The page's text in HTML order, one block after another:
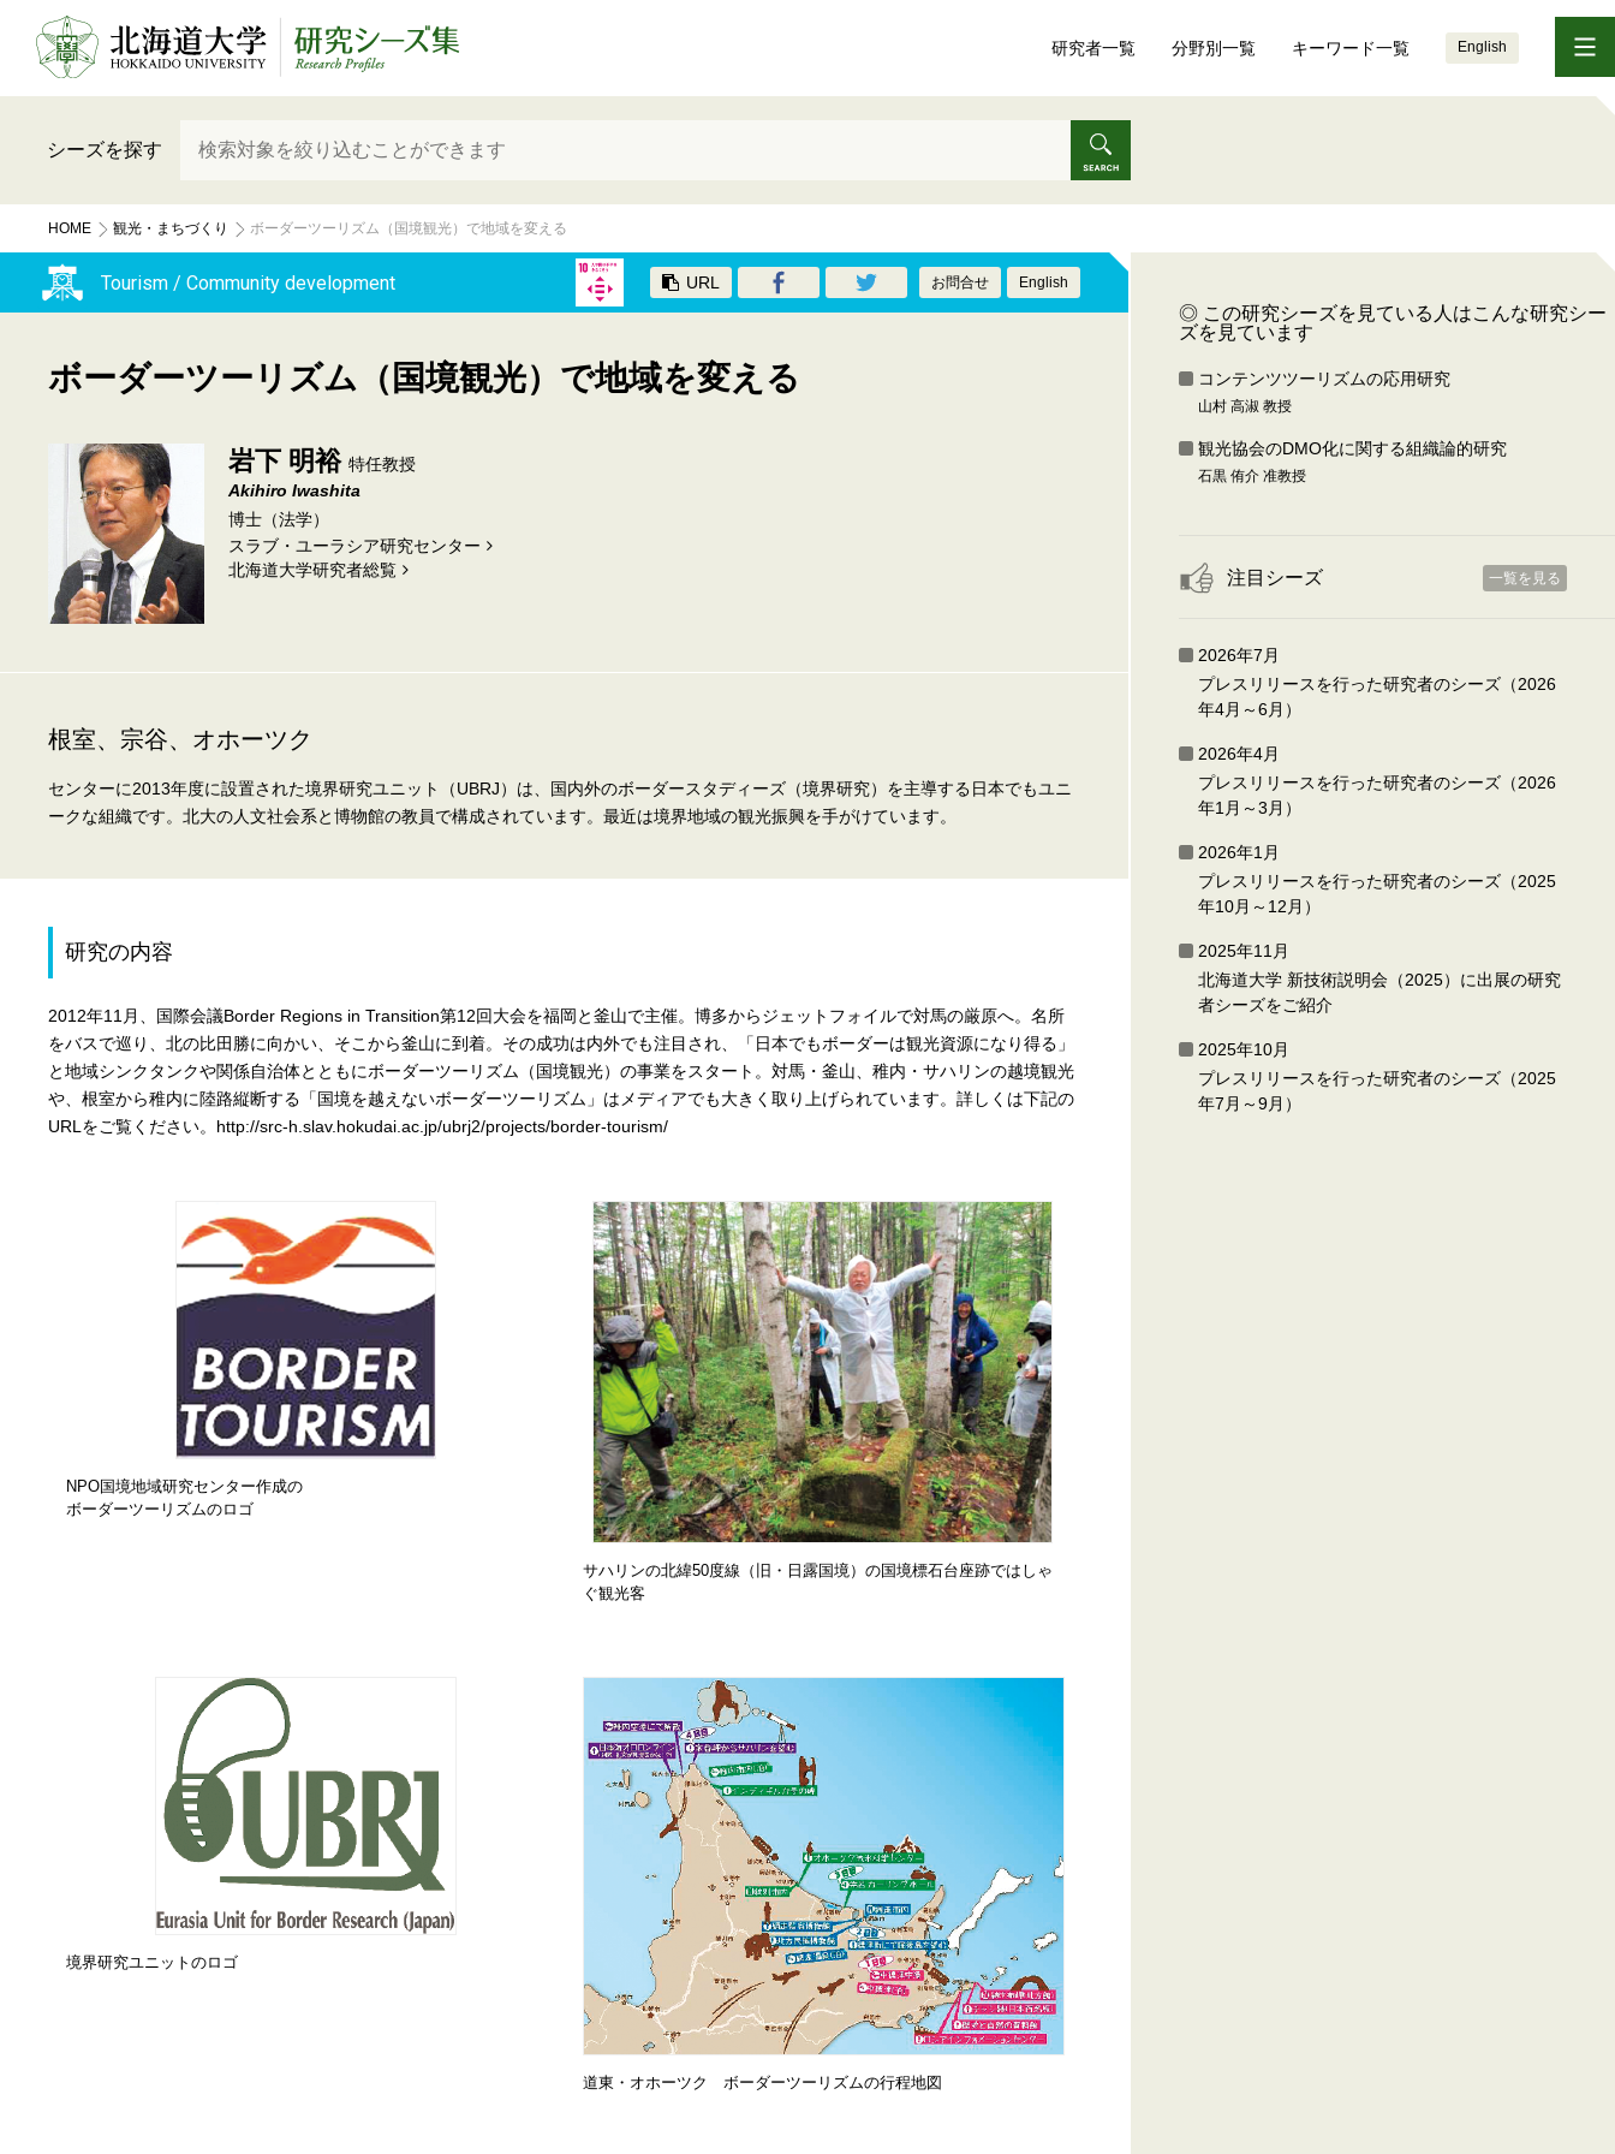
研究者一覧 分野別一覧 キーワード一覧 English
シーズを探す
HOME 観光・まちづくり ボーダーツーリズム（国境観光）で地域を変える
Tourism / Community development URL お問合せ English
ボーダーツーリズム（国境観光）で地域を変える
岩下 明裕 特任教授
Akihiro Iwashita
博士（法学）
スラブ・ユーラシア研究センター
北海道⼤学研究者総覧
根室、宗谷、オホーツク
センターに2013年度に設置された境界研究ユニット（UBRJ）は、国内外のボーダースタディーズ（境界研究）を主導する日本でもユニ
ークな組織です。北大の人文社会系と博物館の教員で構成されています。最近は境界地域の観光振興を手がけています。
研究の内容
2012年11月、国際会議Border Regions in Transition第12回大会を福岡と釜山で主催。博多からジェットフォイルで対馬の厳原へ。名所
をバスで巡り、北の比田勝に向かい、そこから釜山に到着。その成功は内外でも注目され、「日本でもボーダーは観光資源になり得る」
と地域シンクタンクや関係自治体とともにボーダーツーリズム（国境観光）の事業をスタート。対馬・釜山、稚内・サハリンの越境観光
や、根室から稚内に陸路縦断する「国境を越えないボーダーツーリズム」はメディアでも大きく取り上げられています。詳しくは下記の
URLをご覧ください。http://src-h.slav.hokudai.ac.jp/ubrj2/projects/border-tourism/
NPO国境地域研究センター作成の
ボーダーツーリズムのロゴ
サハリンの北緯50度線（旧・日露国境）の国境標石台座跡ではしゃ
ぐ観光客
境界研究ユニットのロゴ
道東・オホーツク ボーダーツーリズムの行程地図
◎ この研究シーズを見ている人はこんな研究シー
ズを見ています
コンテンツツーリズムの応用研究
山村 高淑 教授
観光協会のDMO化に関する組織論的研究
石黒 侑介 准教授
注目シーズ 一覧を見る
2026年7月
プレスリリースを行った研究者のシーズ（2026
年4月～6月）
2026年4月
プレスリリースを行った研究者のシーズ（2026
年1月～3月）
2026年1月
プレスリリースを行った研究者のシーズ（2025
年10月～12月）
2025年11月
北海道大学 新技術説明会（2025）に出展の研究
者シーズをご紹介
2025年10月
プレスリリースを行った研究者のシーズ（2025
年7月～9月）